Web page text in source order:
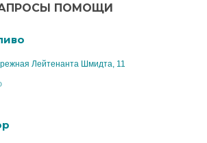
ПОМОЩИ
Лейтенанта Шмидта, 11